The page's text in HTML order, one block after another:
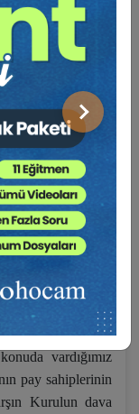
Sonraki
veya
ancak hukuka
tedbirlerin
Esasen mülga
bu sorunun, meri
kullanılarak
bir tercih ortaya
çerçevesinde
hallerle sınırlı
hukuka aykırı
olan işlemler ayrı
tedbir uygulama
kanun
yerindeliği
vardığımız
pay sahiplerinin
Kurulun dava